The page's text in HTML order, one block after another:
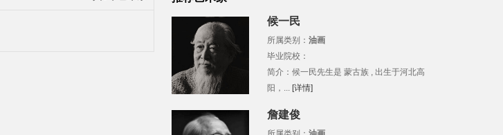
候一民
所属类别： 油画
毕业院校：
简介：候一民先生是 蒙古族 , 出生于河北高
阳，... [详情]
詹建俊